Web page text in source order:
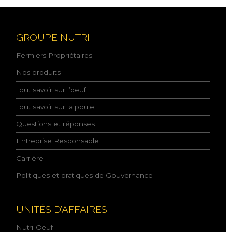
r
c
o
n
n
a
i
s
s
a
n
c
e
d
e
l
a
p
l
t
GROUPE NUTRI
Fermiers Propriétaires
Nos produits
Tout savoir sur l’oeuf
Tout savoir sur la poule
Questions et réponses
Entreprise Responsable
Carrière
Politiques et pratiques de Gouvernance
UNITÉS D’AFFAIRES
Nutri-Oeuf